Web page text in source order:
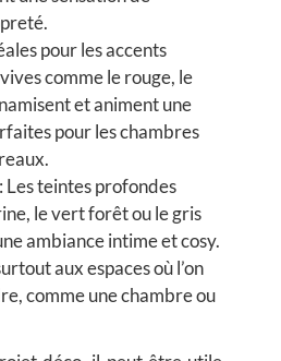
pour les accents
comme le rouge, le
et animent une
pour les chambres
Les teintes profondes
le vert forêt ou le gris
ambiance intime et cosy.
aux espaces où l’on
comme une chambre ou